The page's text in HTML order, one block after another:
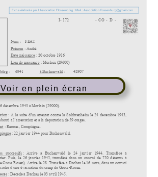
Voir en plein écran